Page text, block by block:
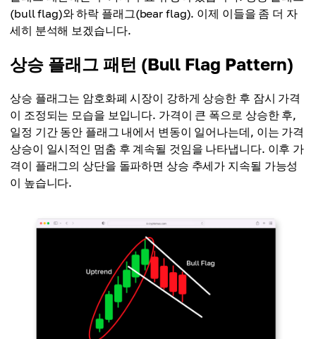
(bull flag)와 하락 플래그(bear flag). 이제 이들을 좀 더 자
세히 분석해 보겠습니다.
상승 플래그 패턴 (Bull Flag Pattern)
상승 플래그는 암호화폐 시장이 강하게 상승한 후 잠시 가격
이 조정되는 모습을 보입니다. 가격이 큰 폭으로 상승한 후,
일정 기간 동안 플래그 내에서 변동이 일어나는데, 이는 가격
상승이 일시적인 멈춤 후 계속될 것임을 나타냅니다. 이후 가
격이 플래그의 상단을 돌파하면 상승 추세가 지속될 가능성
이 높습니다.